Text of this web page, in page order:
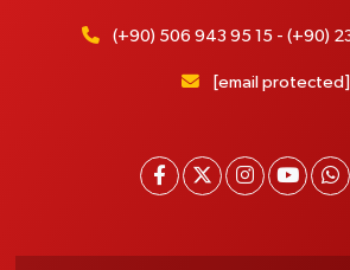
(+90) 506 943 95 15 - (+90)
[email protected]